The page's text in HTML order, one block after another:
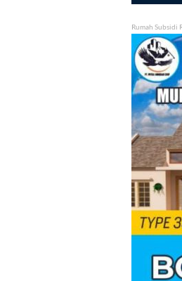
Rumah Subsidi